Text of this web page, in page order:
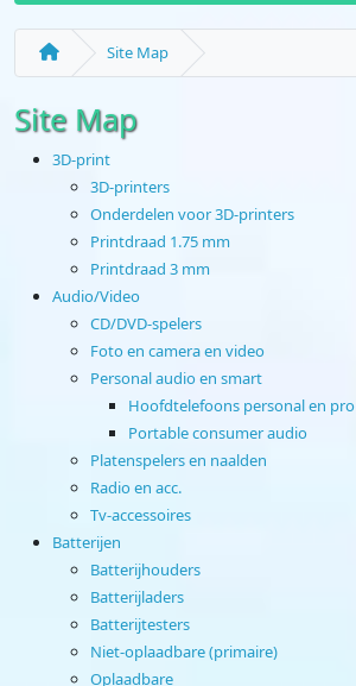
Site Map
Site Map
3D-print
3D-printers
Onderdelen voor 3D-printers
Printdraad 1.75 mm
Printdraad 3 mm
Audio/Video
CD/DVD-spelers
Foto en camera en video
Personal audio en smart
Hoofdtelefoons personal en pro
Portable consumer audio
Platenspelers en naalden
Radio en acc.
Tv-accessoires
Batterijen
Batterijhouders
Batterijladers
Batterijtesters
Niet-oplaadbare (primaire)
Oplaadbare